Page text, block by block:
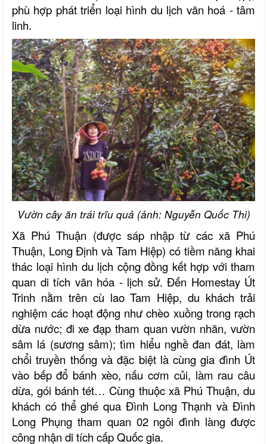
phù hợp phát triển loại hình du lịch văn hoá - tâm
linh.
Vườn cây ăn trái trĩu quả (ảnh: Nguyễn Quốc Thi)
Xã Phú Thuận (được sáp nhập từ các xã Phú
Thuận, Long Định và Tam Hiệp) có tiềm năng khai
thác loại hình du lịch cộng đồng kết hợp với tham
quan di tích văn hóa - lịch sử. Đến Homestay Út
Trinh nằm trên cù lao Tam Hiệp, du khách trải
nghiệm các hoạt động như chèo xuồng trong rạch
dừa nước; đi xe đạp tham quan vườn nhãn, vườn
sâm lá (sương sâm); tìm hiểu nghề đan đát, làm
chổi truyền thống và đặc biệt là cùng gia đình Út
vào bếp đổ bánh xèo, nấu cơm củi, làm rau câu
dừa, gói bánh tét… Cùng thuộc xã Phú Thuận, du
khách có thể ghé qua Đình Long Thạnh và Đình
Long Phụng tham quan 02 ngôi đình làng được
công nhận di tích cấp Quốc gia.